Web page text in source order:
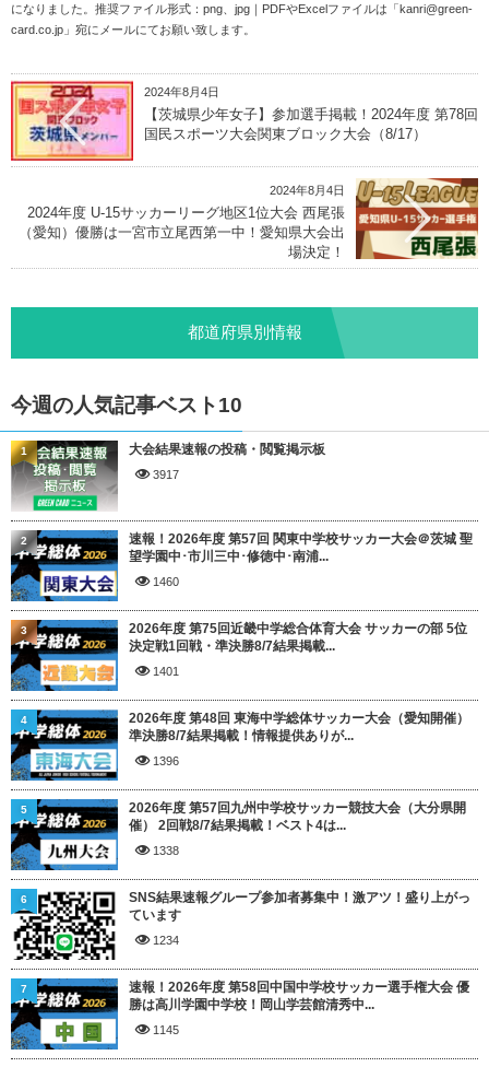
になりました。推奨ファイル形式：png、jpg｜PDFやExcelファイルは「kanri@green-
card.co.jp 」宛にメールにてお願い致します。
2024年8月4日
【茨城県少年女子】参加選手掲載！2024年度 第78回
国民スポーツ大会関東ブロック大会（8/17）
2024年8月4日
2024年度 U-15サッカーリーグ地区1位大会 西尾張
（愛知）優勝は一宮市立尾西第一中！愛知県大会出
場決定！
都道府県別情報
今週の人気記事ベスト10
大会結果速報の投稿・閲覧掲示板
3917
1
速報！2026年度 第57回 関東中学校サッカー大会＠茨城 聖
望学園中･市川三中･修徳中･南浦...
1460
2
2026年度 第75回近畿中学総合体育大会 サッカーの部 5位
決定戦1回戦・準決勝8/7結果掲載...
1401
3
2026年度 第48回 東海中学総体サッカー大会（愛知開催）
準決勝8/7結果掲載！情報提供ありが...
1396
4
2026年度 第57回九州中学校サッカー競技大会（大分県開
催） 2回戦8/7結果掲載！ベスト4は...
1338
5
SNS結果速報グループ参加者募集中！激アツ！盛り上がっ
ています
1234
6
速報！2026年度 第58回中国中学校サッカー選手権大会 優
勝は高川学園中学校！岡山学芸館清秀中...
1145
7